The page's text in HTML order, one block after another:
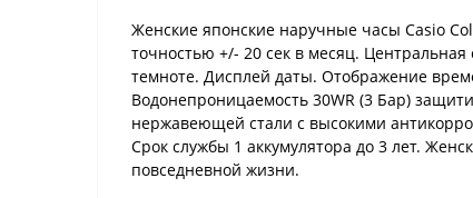
Женские японские наручные часы Casio
точностью +/- 20 сек в месяц.
темноте. Дисплей даты. Отображение
Водонепроницаемость 30WR (3 Бар)
нержавеющей стали с высокими
Срок службы 1 аккумулятора до 3 лет.
повседневной жизни.